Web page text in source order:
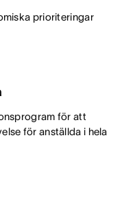
prioriteringar
för att
för anställda i hela